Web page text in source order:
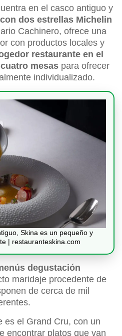
en el casco antiguo y
dos estrellas Michelin
Cachinero, ofrece una
con productos locales y
restaurante en el
mesas para ofrecer
individualizado.
Skina es un pequeño y
| restauranteskina.com
degustación
maridaje procedente de
de cerca de mil
es el Grand Cru, con un
encontrar platos que van